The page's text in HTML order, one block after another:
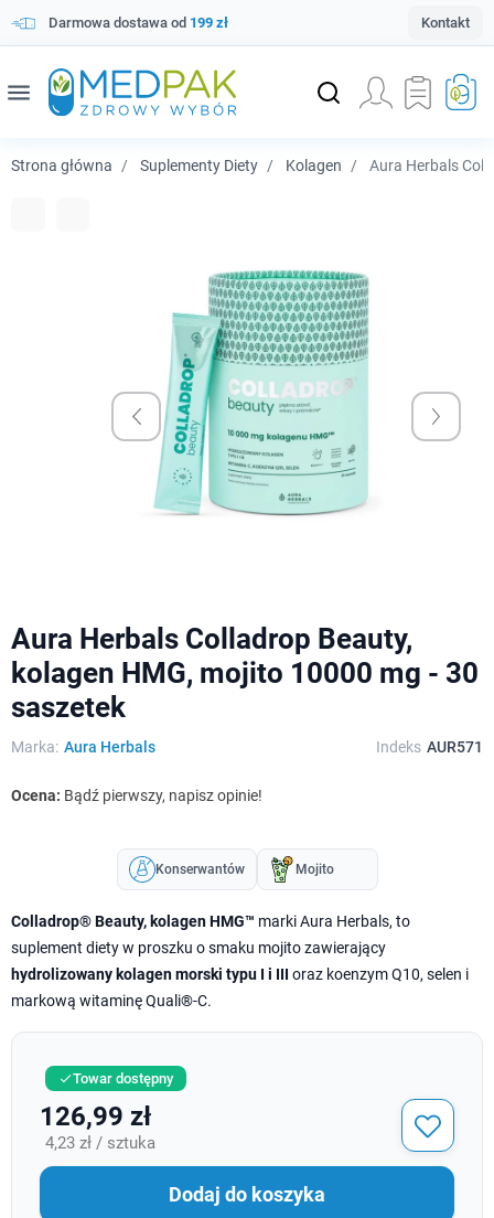
Darmowa dostawa od 199 zł Kontakt
menu
Strona główna Suplementy Diety Kolagen Aura Herbals
Aura Herbals Colladrop Beauty,
kolagen HMG, mojito 10000 mg - 30
saszetek
Marka: Aura Herbals Indeks AUR571
Ocena: Bądź pierwszy, napisz opinie!
Konserwantów Mojito
Colladrop® Beauty, kolagen HMG™ marki Aura Herbals, to
suplement diety w proszku o smaku mojito zawierający
hydrolizowany kolagen morski typu I i III oraz koenzym Q10, selen i
markową witaminę Quali®-C.
Towar dostępny
126,99 zł
4,23 zł / sztuka
Dodaj do koszyka